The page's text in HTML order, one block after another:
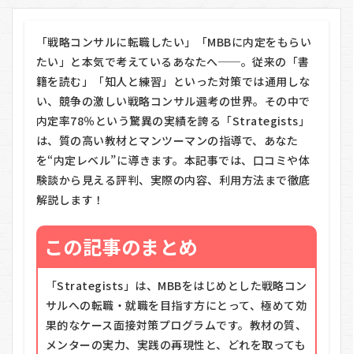
「戦略コンサルに転職したい」「MBBに内定をもらい
たい」と本気で考えているあなたへ──。従来の「書
籍を読む」「知人と練習」といった対策では通用しな
い、競争の激しい戦略コンサル選考の世界。その中で
内定率78％という驚異の実績を誇る「Strategists」
は、質の高い教材とマンツーマンの指導で、あなた
を“内定レベル”に導きます。本記事では、口コミや体
験談から見える評判、実際の内容、利用方法まで徹底
解説します！
この記事のまとめ
「Strategists」は、MBBをはじめとした戦略コン
サルへの転職・就職を目指す方にとって、極めて効
果的なケース面接対策プログラムです。教材の質、
メンターの実力、実践の再現性と、どれを取っても